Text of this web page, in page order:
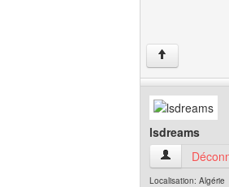
↑
lsdreams
lsdreams
Localisation: Algérie